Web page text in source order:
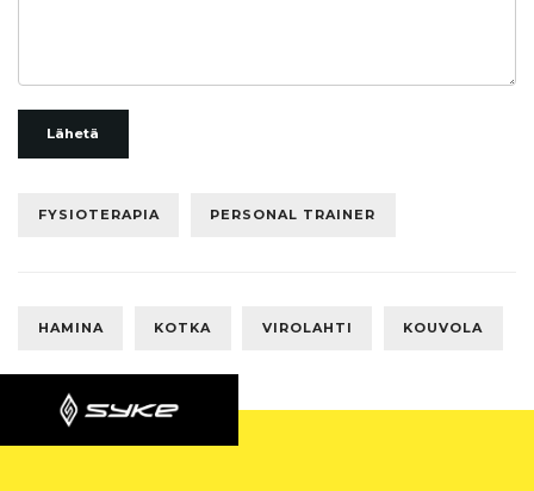
Lähetä
FYSIOTERAPIA PERSONAL TRAINER
HAMINA KOTKA VIROLAHTI KOUVOLA